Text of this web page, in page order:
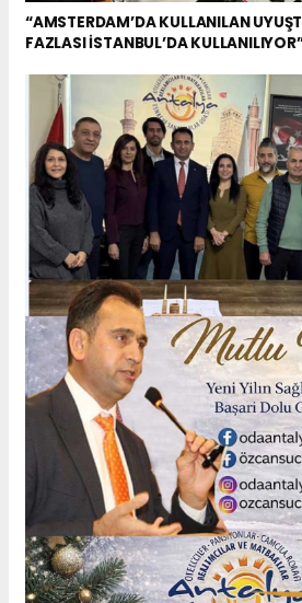
“AMSTERDAM’DA KULLANILAN
FAZLASI İSTANBUL’DA